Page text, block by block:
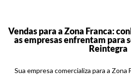
Vendas para a Zona Franca:
as empresas enfrentam para
Reintegra
Sua empresa comercializa para a Zona